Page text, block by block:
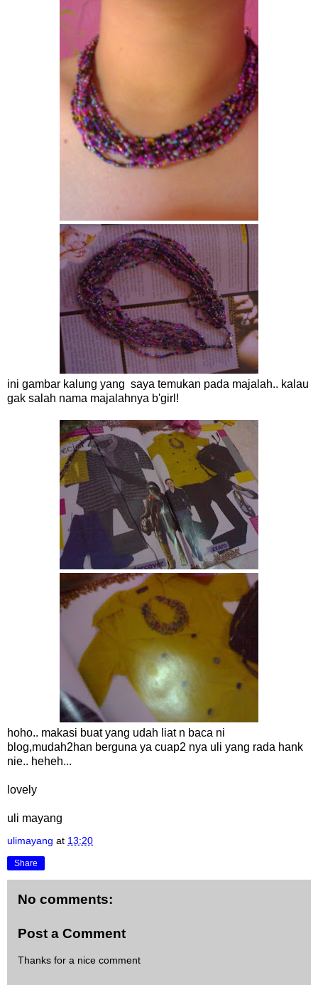
ini gambar kalung yang saya temukan pada majalah.. kalau
gak salah nama majalahnya b'girl!
hoho.. makasi buat yang udah liat n baca ni
blog,mudah2han berguna ya cuap2 nya uli yang rada hank
nie.. heheh...
lovely
uli mayang
ulimayang at 13:20
Share
No comments:
Post a Comment
Thanks for a nice comment